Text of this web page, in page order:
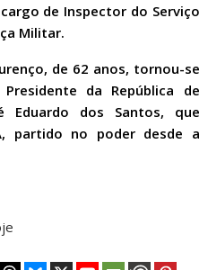
de Inspector do Serviço
Militar.
de 62 anos, tornou-se
da República de
Eduardo dos Santos, que
partido no poder desde a